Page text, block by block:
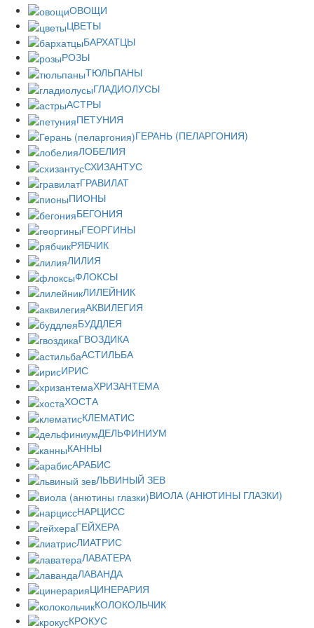
ОВОЩИ
ЦВЕТЫ
БАРХАТЦЫ
РОЗЫ
ТЮЛЬПАНЫ
ГЛАДИОЛУСЫ
АСТРЫ
ПЕТУНИЯ
ГЕРАНЬ (ПЕЛАРГОНИЯ)
ЛОБЕЛИЯ
СХИЗАНТУС
ГРАВИЛАТ
ПИОНЫ
БЕГОНИЯ
ГЕОРГИНЫ
РЯБЧИК
ЛИЛИЯ
ФЛОКСЫ
ЛИЛЕЙНИК
АКВИЛЕГИЯ
БУДДЛЕЯ
ГВОЗДИКА
АСТИЛЬБА
ИРИС
ХРИЗАНТЕМА
ХОСТА
КЛЕМАТИС
ДЕЛЬФИНИУМ
КАННЫ
АРАБИС
ЛЬВИНЫЙ ЗЕВ
ВИОЛА (АНЮТИНЫ ГЛАЗКИ)
НАРЦИСС
ГЕЙХЕРА
ЛИАТРИС
ЛАВАТЕРА
ЛАВАНДА
ЦИНЕРАРИЯ
КОЛОКОЛЬЧИК
КРОКУС